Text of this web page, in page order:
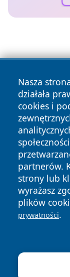
Nasza
działała
cookies i
partnerów.
strony lub
wyrażasz
plików
prywatności.
Copyright ©
zastrzeżone.
News Autorzy